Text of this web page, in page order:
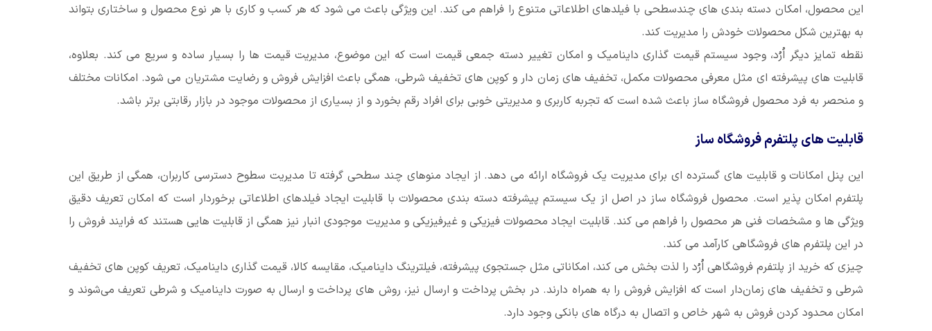
این محصول، امکان دسته بندی های چندسطحی با فیلدهای اطلاعاتی متنوع را فراهم می کند. این ویژگی باعث می شود که هر کسب و کاری با هر نوع محصول و ساختاری بتواند
به بهترین شکل محصولات خودش را مدیریت کند.
نقطه تمایز دیگر اُرُد، وجود سیستم قیمت گذاری داینامیک و امکان تغییر دسته جمعی قیمت است که این موضوع، مدیریت قیمت ها را بسیار ساده و سریع می کند. بعلاوه،
قابلیت های پیشرفته ای مثل معرفی محصولات مکمل، تخفیف های زمان دار و کوپن های تخفیف شرطی، همگی باعث افزایش فروش و رضایت مشتریان می شود. امکانات مختلف
و منحصر به فرد محصول فروشگاه ساز باعث شده است که تجربه کاربری و مدیریتی خوبی برای افراد رقم بخورد و از بسیاری از محصولات موجود در بازار رقابتی برتر باشد.
قابلیت های پلتفرم فروشگاه ساز
این پنل امکانات و قابلیت های گسترده ای برای مدیریت یک فروشگاه ارائه می دهد. از ایجاد منوهای چند سطحی گرفته تا مدیریت سطوح دسترسی کاربران، همگی از طریق این
پلتفرم امکان پذیر است. محصول فروشگاه ساز در اصل از یک سیستم پیشرفته دسته بندی محصولات با قابلیت ایجاد فیلدهای اطلاعاتی برخوردار است که امکان تعریف دقیق
ویژگی ها و مشخصات فنی هر محصول را فراهم می کند. قابلیت ایجاد محصولات فیزیکی و غیرفیزیکی و مدیریت موجودی انبار نیز همگی از قابلیت هایی هستند که فرایند فروش را
در این پلتفرم های فروشگاهی کارآمد می کند.
چیزی که خرید از پلتفرم فروشگاهی اُرُد را لذت بخش می کند، امکاناتی مثل جستجوی پیشرفته، فیلترینگ داینامیک، مقایسه کالا، قیمت گذاری داینامیک، تعریف کوپن های تخفیف
شرطی و تخفیف های زمان‌دار است که افزایش فروش را به همراه دارند. در بخش پرداخت و ارسال نیز، روش های پرداخت و ارسال به صورت داینامیک و شرطی تعریف می‌شوند و
امکان محدود کردن فروش به شهر خاص و اتصال به درگاه های بانکی وجود دارد.